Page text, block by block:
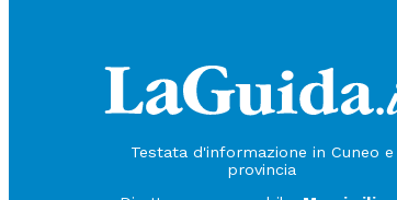
Testata d'informazione in Cuneo e
provincia